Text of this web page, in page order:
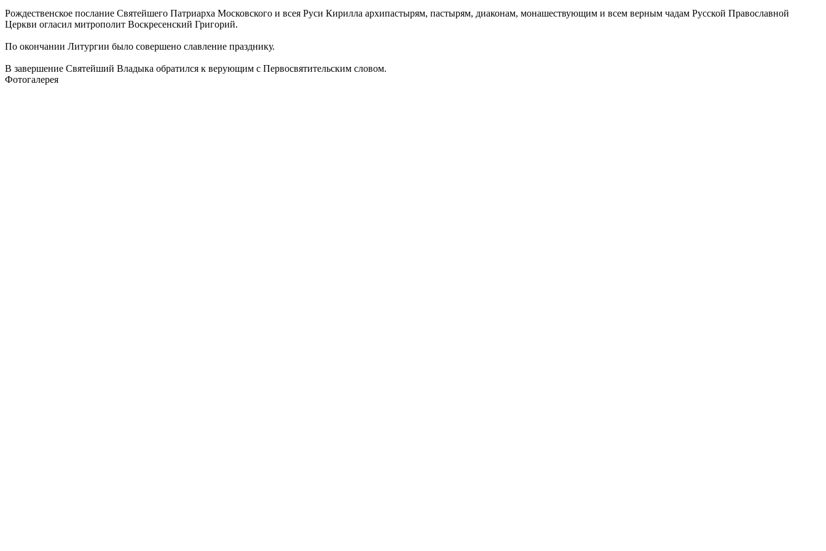
Рождественское послание Святейшего Патриарха Московского и всея Руси Кирилла архипастырям, пастырям, диаконам, монашествующим и всем верным чадам Русской Православной
Церкви огласил митрополит Воскресенский Григорий.
По окончании Литургии было совершено славление празднику.
В завершение Святейший Владыка обратился к верующим с Первосвятительским словом.
Фотогалерея